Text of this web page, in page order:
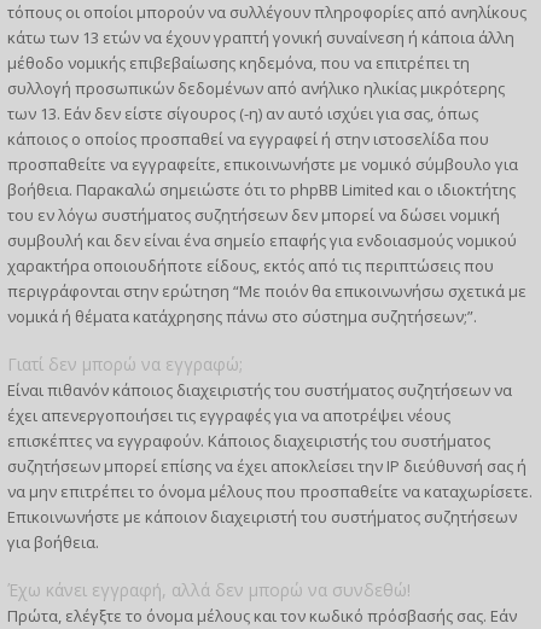
τόπους οι οποίοι μπορούν να συλλέγουν πληροφορίες από ανηλίκους
κάτω των 13 ετών να έχουν γραπτή γονική συναίνεση ή κάποια άλλη
μέθοδο νομικής επιβεβαίωσης κηδεμόνα, που να επιτρέπει τη
συλλογή προσωπικών δεδομένων από ανήλικο ηλικίας μικρότερης
των 13. Εάν δεν είστε σίγουρος (-η) αν αυτό ισχύει για σας, όπως
κάποιος ο οποίος προσπαθεί να εγγραφεί ή στην ιστοσελίδα που
προσπαθείτε να εγγραφείτε, επικοινωνήστε με νομικό σύμβουλο για
βοήθεια. Παρακαλώ σημειώστε ότι το phpBB Limited και ο ιδιοκτήτης
του εν λόγω συστήματος συζητήσεων δεν μπορεί να δώσει νομική
συμβουλή και δεν είναι ένα σημείο επαφής για ενδοιασμούς νομικού
χαρακτήρα οποιουδήποτε είδους, εκτός από τις περιπτώσεις που
περιγράφονται στην ερώτηση “Με ποιόν θα επικοινωνήσω σχετικά με
νομικά ή θέματα κατάχρησης πάνω στο σύστημα συζητήσεων;”.
Γιατί δεν μπορώ να εγγραφώ;
Είναι πιθανόν κάποιος διαχειριστής του συστήματος συζητήσεων να
έχει απενεργοποιήσει τις εγγραφές για να αποτρέψει νέους
επισκέπτες να εγγραφούν. Κάποιος διαχειριστής του συστήματος
συζητήσεων μπορεί επίσης να έχει αποκλείσει την IP διεύθυνσή σας ή
να μην επιτρέπει το όνομα μέλους που προσπαθείτε να καταχωρίσετε.
Επικοινωνήστε με κάποιον διαχειριστή του συστήματος συζητήσεων
για βοήθεια.
Έχω κάνει εγγραφή, αλλά δεν μπορώ να συνδεθώ!
Πρώτα, ελέγξτε το όνομα μέλους και τον κωδικό πρόσβασής σας. Εάν